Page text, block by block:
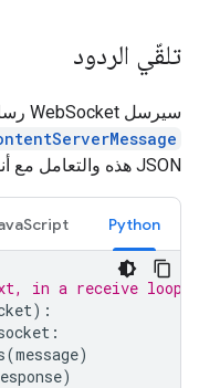
تلقّي الردود
سيرسل WebSocket رسائل
JSON هذه والتعامل مع أنواع مختلفة من المحتوى.
Python
in a receive loop
):
:
(message)
)